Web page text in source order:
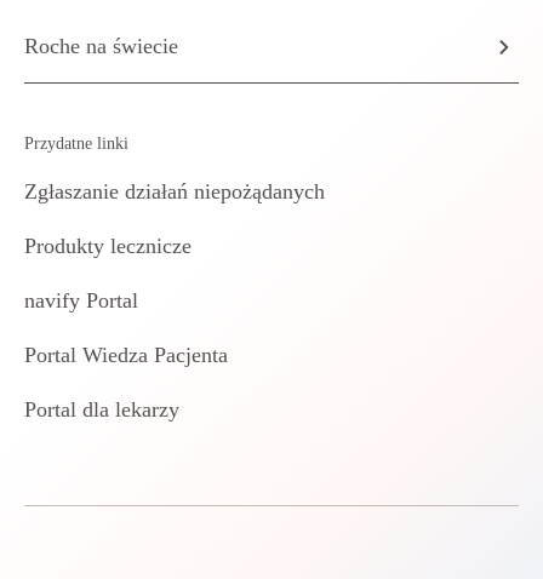
Roche na świecie
Przydatne linki
Zgłaszanie działań niepożądanych
Produkty lecznicze
navify Portal
Portal Wiedza Pacjenta
Portal dla lekarzy